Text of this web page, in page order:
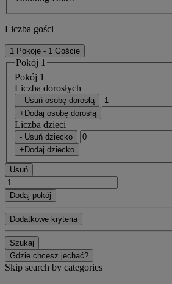
Liczba gości
1 Pokoje - 1 Goście
Pokój 1
Pokój 1
Liczba dorosłych
- Usuń osobę dorosłą
+Dodaj osobę dorosłą
Liczba dzieci
- Usuń dziecko
+Dodaj dziecko
Usuń
Dodaj pokój
Dodatkowe kryteria
Szukaj
Gdzie chcesz jechać?
Skip search by categories